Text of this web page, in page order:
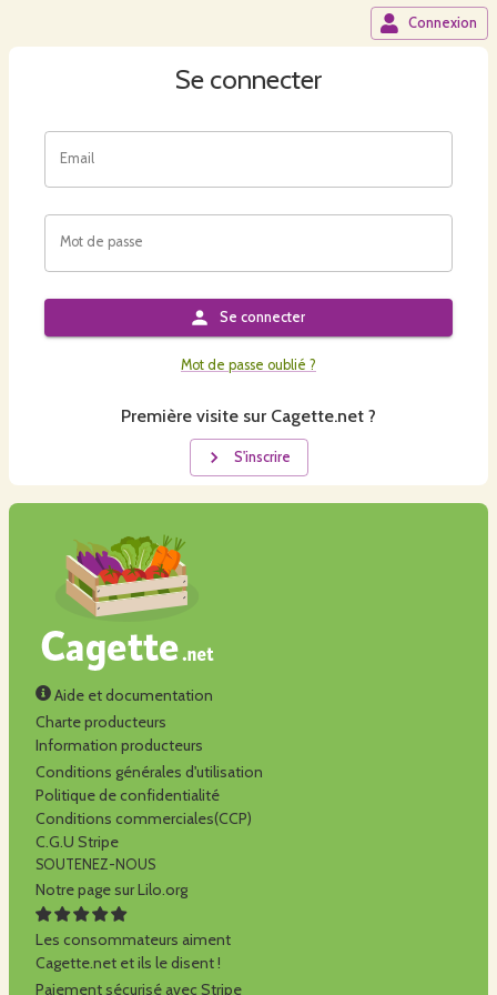
Connexion
Se connecter
Email
Mot de passe
Se connecter
Mot de passe oublié ?
Première visite sur Cagette.net ?
S'inscrire
Aide et documentation
Charte producteurs
Information producteurs
Conditions générales d'utilisation
Politique de confidentialité
Conditions commerciales(CCP)
C.G.U Stripe
SOUTENEZ-NOUS
Notre page sur Lilo.org
Les consommateurs aiment
Cagette.net et ils le disent !
Paiement sécurisé avec Stripe